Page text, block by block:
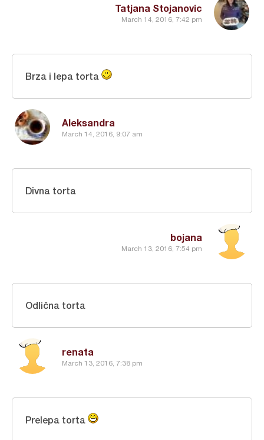
Tatjana Stojanovic
March 14, 2016, 7:42 pm
Aleksandra
March 14, 2016, 9:07 am
Brza i lepa torta
bojana
March 13, 2016, 7:54 pm
Divna torta
renata
March 13, 2016, 7:38 pm
Odlična torta
Prelepa torta